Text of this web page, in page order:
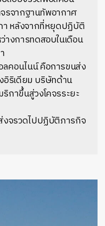
รจากฐานทัพอากาศ
า หลังจากที่หยุดปฏิบัติ
างการทดสอบในเดือน
คอนไนน์ คือการขนส่ง
อิริเดียม บริษัทด้าน
กาขึ้นสู่วงโคจรระยะ
งจรวดไปปฏิบัติภารกิจ